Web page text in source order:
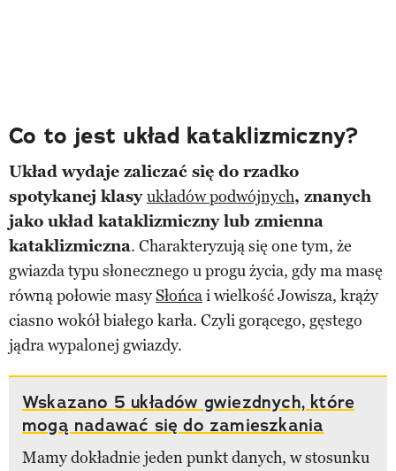
Co to jest układ kataklizmiczny?
Układ wydaje zaliczać się do rzadko
spotykanej klasyukładów podwójnych, znanych
jako układ kataklizmiczny lub zmienna
kataklizmiczna. Charakteryzują się one tym, że
gwiazda typu słonecznego u progu życia, gdy ma masę
równą połowie masySłońcai wielkość Jowisza, krąży
ciasno wokół białego karła. Czyli gorącego, gęstego
jądra wypalonej gwiazdy.
Wskazano 5 układów gwiezdnych, które
mogą nadawać się do zamieszkania
Mamy dokładnie jeden punkt danych, w stosunku